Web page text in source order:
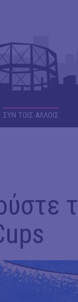
ΣΥΝ ΤΟΙΣ ΑΛΛΟΙΣ